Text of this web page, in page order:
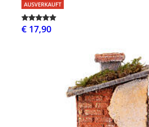
AUSVERKAUFT
€ 17,90